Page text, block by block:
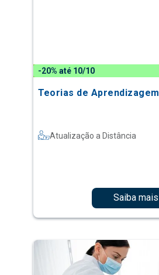
-20% até 10/10
Teorias de Aprendizagem
Atualização a Distância
Saiba mais